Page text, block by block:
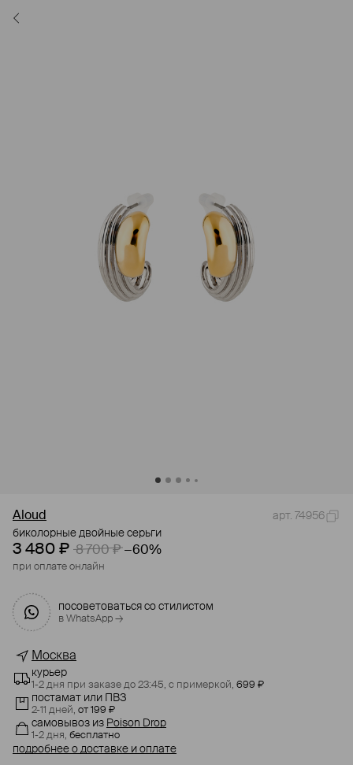
Aloud
арт. 74956
биколорные двойные серьги
3 480 ₽ 8 700 ₽ −60%
при оплате онлайн
посоветоваться со стилистом
в WhatsApp →
Москва
курьер
1-2 дня при заказе до 23:45, с примеркой, 699 ₽
постамат или ПВЗ
2-11 дней, от 199 ₽
самовывоз из Poison Drop
1-2 дня, бесплатно
подробнее о доставке и оплате